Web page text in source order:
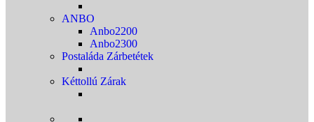
ANBO
Anbo2200
Anbo2300
Postaláda Zárbetétek
Kéttollú Zárak